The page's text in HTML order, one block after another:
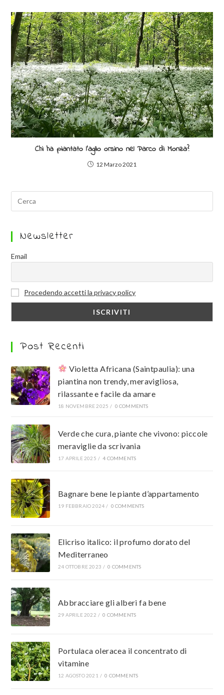
Chi ha piantato l’aglio orsino nel Parco di Monza?
12 Marzo 2021
Newsletter
Email
Procedendo accetti la privacy policy
Post Recenti
Violetta Africana (Saintpaulia): una
piantina non trendy, meravigliosa,
rilassante e facile da amare
18 NOVEMBRE 2025 / 0 COMMENTS
Verde che cura, piante che vivono: piccole
meraviglie da scrivania
17 APRILE 2025 / 4 COMMENTS
Bagnare bene le piante d’appartamento
19 FEBBRAIO 2024 / 0 COMMENTS
Elicriso italico: il profumo dorato del
Mediterraneo
24 OTTOBRE 2023 / 0 COMMENTS
Abbracciare gli alberi fa bene
29 APRILE 2022 / 0 COMMENTS
Portulaca oleracea il concentrato di
vitamine
12 AGOSTO 2021 / 0 COMMENTS